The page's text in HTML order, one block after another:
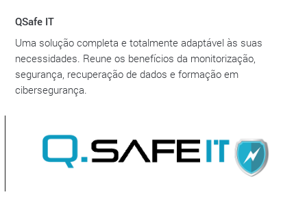
QSafe IT
Uma solução completa e totalmente adaptável às suas
necessidades. Reune os benefícios da monitorização,
segurança, recuperação de dados e formação em
cibersegurança.